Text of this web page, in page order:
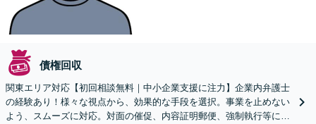
債権回収
関東エリア対応【初回相談無料｜中小企業支援に注力】企業内弁護士
の経験あり！様々な視点から、効果的な手段を選択。事業を止めない
よう、スムーズに対応。対面の催促、内容証明郵便、強制執行等に精